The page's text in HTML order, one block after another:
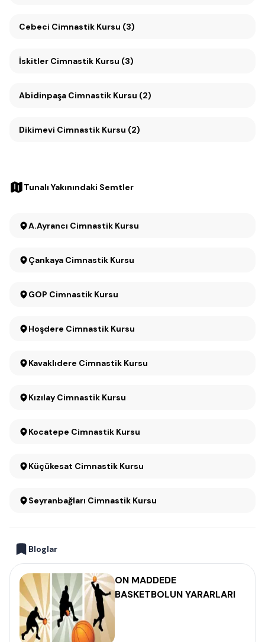
Cebeci Cimnastik Kursu (3)
İskitler Cimnastik Kursu (3)
Abidinpaşa Cimnastik Kursu (2)
Dikimevi Cimnastik Kursu (2)
Tunalı Yakınındaki Semtler
A.Ayrancı Cimnastik Kursu
Çankaya Cimnastik Kursu
GOP Cimnastik Kursu
Hoşdere Cimnastik Kursu
Kavaklıdere Cimnastik Kursu
Kızılay Cimnastik Kursu
Kocatepe Cimnastik Kursu
Küçükesat Cimnastik Kursu
Seyranbağları Cimnastik Kursu
Bloglar
ON MADDEDE
BASKETBOLUN YARARLARI